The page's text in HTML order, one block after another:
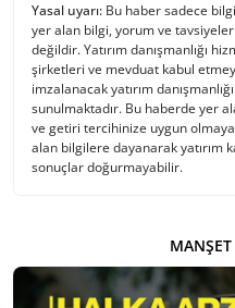
Yasal uyarı: Bu haber sadece
yer alan bilgi, yorum ve tavsiyeler
değildir. Yatırım danışmanlığı
şirketleri ve mevduat kabul
imzalanacak yatırım
sunulmaktadır. Bu haberde yer
ve getiri tercihinize uygun
alan bilgilere dayanarak yatırım
sonuçlar doğurmayabilir.